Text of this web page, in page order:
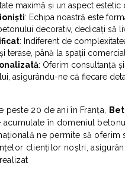
maximă și un aspect estetic
: Echipa noastră este
decorativ, dedicați să
: Indiferent de
terase, până la spații
: Oferim consultanță
asigurându-ne că fiecare
peste 20 de ani în Franța,
în domeniul
ne permite să oferim
clienților noștri,